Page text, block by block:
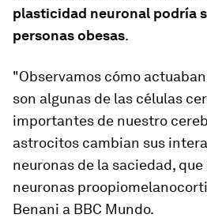
plasticidad neuronal podría
personas obesas.
"Observamos cómo
son algunas de las células
importantes de nuestro
astrocitos cambian sus
neuronas de la saciedad,
neuronas
Benani a BBC Mundo.